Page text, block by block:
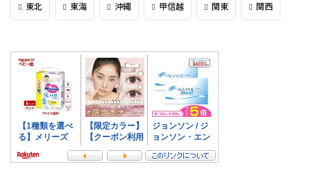
東北 東海 沖縄 甲信越 関東 関西